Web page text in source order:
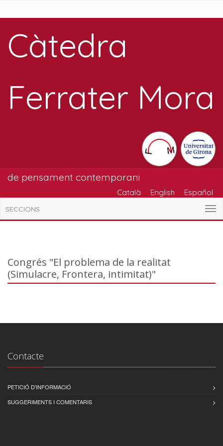
Càtedra
Ferrater Mora
de pensament contemporani
Català English Español
SECCIONS
Congrés "El problema de la realitat
(Simulacre, Frontera, intimitat)"
Contacte
PETICIÓ D'INFORMACIÓ
SUGGERIMENTS I COMENTARIS